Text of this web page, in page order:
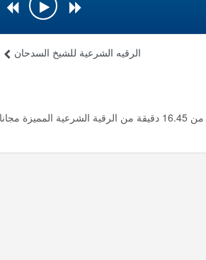
الرقيه الشرعية للشيخ السدحان